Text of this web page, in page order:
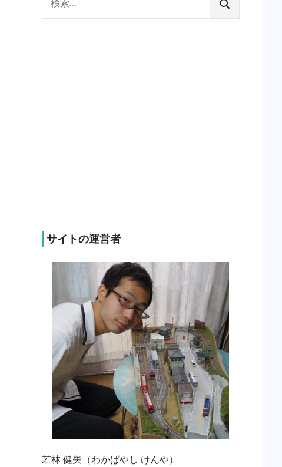
索:
検
索
サイトの運営者
若林 健矢（わかばやし けんや）